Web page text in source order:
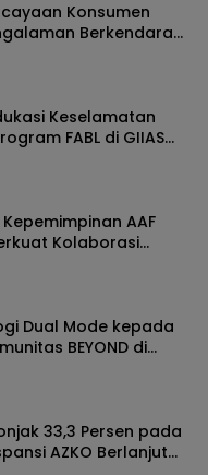
Konsumen
Berkendara
Keselamatan
FABL di GIIAS
AAF
Kolaborasi
Dual Mode kepada
BEYOND di
33,3 Persen pada
AZKO Berlanjut